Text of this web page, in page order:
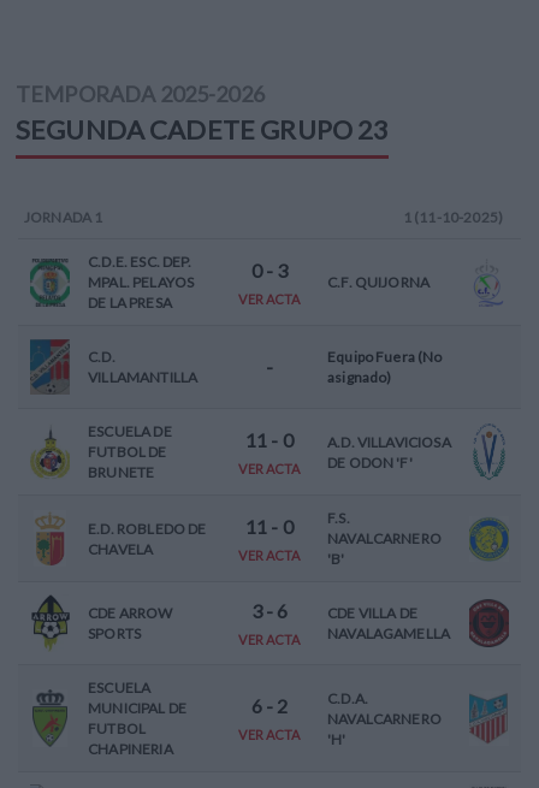
TEMPORADA 2025-2026
SEGUNDA CADETE GRUPO 23
JORNADA 1 1 (11-10-2025)
C.D.E. ESC. DEP.
MPAL. PELAYOS
DE LA PRESA
0- 3
VER ACTA
C.F. QUIJORNA
C.D.
VILLAMANTILLA
-
Equipo Fuera (No
asignado)
ESCUELA DE
FUTBOL DE
BRUNETE
11 - 0
VER ACTA
A.D. VILLAVICIOSA
DE ODON 'F'
E.D. ROBLEDO DE
CHAVELA
11 - 0
VER ACTA
F.S.
NAVALCARNERO
'B'
CDE ARROW
SPORTS
3- 6
VER ACTA
CDE VILLA DE
NAVALAGAMELLA
ESCUELA
MUNICIPAL DE
FUTBOL
CHAPINERIA
6- 2
VER ACTA
C.D.A.
NAVALCARNERO
'H'